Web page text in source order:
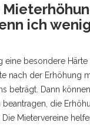
ich
eine besondere Härte
nach der Erhöhung
beträgt. Dann
beantragen, die
Mietervereine